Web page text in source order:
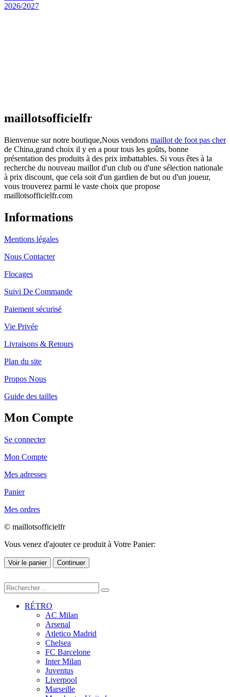
maillotsofficielfr
Bienvenue sur notre boutique,Nous vendons maillot de foot pas cher
de China,grand choix il y en a pour tous les goûts, bonne
présentation des produits à des prix imbattables. Si vous êtes à la
recherche du nouveau maillot d'un club ou d'une sélection nationale
à prix discount, que cela soit d'un gardien de but ou d'un joueur,
vous trouverez parmi le vaste choix que propose
maillotsofficielfr.com
Informations
Mentions légales
Nous Contacter
Flocages
Suivi De Commande
Paiement sécurisé
Vie Privée
Livraisons & Retours
Plan du site
Propos Nous
Guide des tailles
Mon Compte
Se connecter
Mon Compte
Mes adresses
Panier
Mes ordres
© maillotsofficielfr
Vous venez d'ajouter ce produit à Votre Panier:
Voir le panier Continuer
RÉTRO
AC Milan
Arsenal
Atletico Madrid
Chelsea
FC Barcelone
Inter Milan
Juventus
Liverpool
Marseille